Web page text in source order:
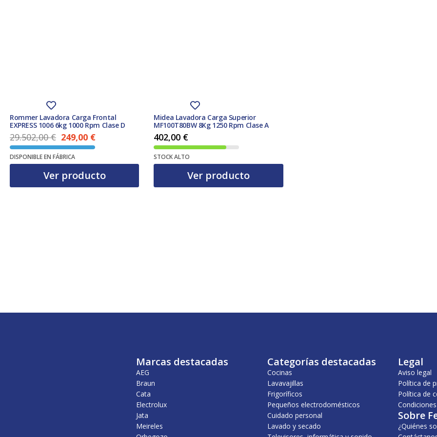
Rommer Lavadora Carga Frontal
EXPRESS 1006 6kg 1000 Rpm Clase D
29.502,00€
El precio original era: 29.502,00 €.
249,00 €
DISPONIBLE EN FÁBRICA
Ver producto
Midea Lavadora Carga Superior
MF100T80BW 8Kg 1250 Rpm Clase A
402,00 €
STOCK ALTO
Ver producto
Marcas destacadas
AEG
Braun
Cata
Electrolux
Jata
Meireles
Categorías destacadas
Cocinas
Lavavajillas
Frigoríficos
Pequeños electrodomésticos
Cuidado personal
Lavado y secado
Legal
Aviso legal
Política de
Política de
Sobre
¿Quiénes